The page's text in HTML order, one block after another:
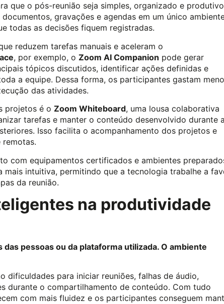
que o pós-reunião seja simples, organizado e
gravações e agendas em um único
todas as decisões fiquem registradas.
reduzem tarefas manuais e aceleram o
, por exemplo, o Zoom AI Companion pode gerar
tópicos discutidos, identificar ações definidas e
a equipe. Dessa forma, os participantes gastam
das atividades.
projetos é o Zoom Whiteboard, uma lousa colaborativa
tarefas e manter o conteúdo desenvolvido durante a
Isso facilita o acompanhamento dos projetos e
com equipamentos certificados e ambientes
intuitiva, permitindo que a tecnologia trabalhe a
da reunião.
na produtividade
pessoas ou da plataforma utilizada. O ambiente
dificuldades para iniciar reuniões, falhas de áudio,
durante o compartilhamento de conteúdo. Com tudo
com mais fluidez e os participantes conseguem